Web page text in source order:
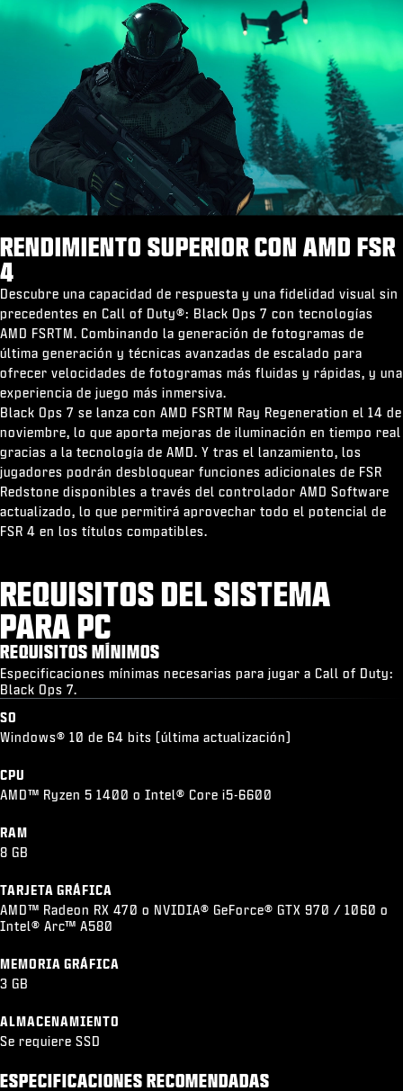
RENDIMIENTO SUPERIOR CON AMD FSR
4
Descubre una capacidad de respuesta y una fidelidad visual sin
precedentes en Call of Duty®: Black Ops 7 con tecnologías
AMD FSRTM. Combinando la generación de fotogramas de
última generación y técnicas avanzadas de escalado para
ofrecer velocidades de fotogramas más fluidas y rápidas, y una
experiencia de juego más inmersiva.
Black Ops 7 se lanza con AMD FSRTM Ray Regeneration el 14 de
noviembre, lo que aporta mejoras de iluminación en tiempo real
gracias a la tecnología de AMD. Y tras el lanzamiento, los
jugadores podrán desbloquear funciones adicionales de FSR
Redstone disponibles a través del controlador AMD Software
actualizado, lo que permitirá aprovechar todo el potencial de
FSR 4 en los títulos compatibles.
REQUISITOS DEL SISTEMA
PARA PC
REQUISITOS MÍNIMOS
Especificaciones mínimas necesarias para jugar a Call of Duty:
Black Ops 7.
SO
Windows® 10 de 64 bits (última actualización)
CPU
AMD™ Ryzen 5 1400 o Intel® Core i5-6600
RAM
8 GB
TARJETA GRÁFICA
AMD™ Radeon RX 470 o NVIDIA® GeForce® GTX 970 / 1060 o
Intel® Arc™ A580
MEMORIA GRÁFICA
3 GB
ALMACENAMIENTO
Se requiere SSD
ESPECIFICACIONES RECOMENDADAS